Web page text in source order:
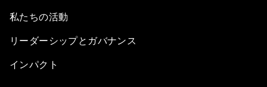
私たちの活動
リーダーシップとガバナンス
インパクト